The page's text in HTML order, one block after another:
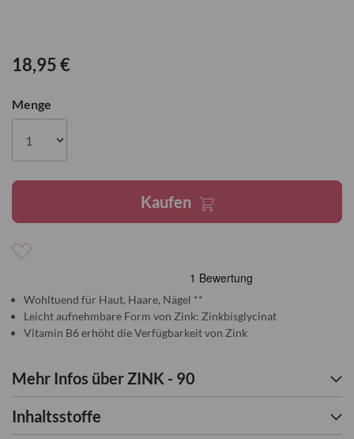
Anfang
Bildgalerie
springen
Wohltuend für Haut, Haare, Nägel **
Leicht aufnehmbare Form von Zink: Zinkbisglycinat
Vitamin B6 erhöht die Verfügbarkeit von Zink
18,95 €
Menge
Kaufen
Mehr Infos über ZINK - 90
Inhaltsstoffe